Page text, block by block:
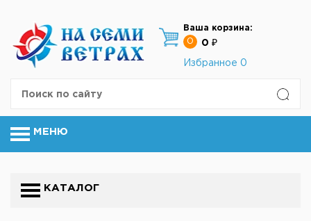
Ваша корзина:
0
0 ₽
Избранное 0
МЕНЮ
КАТАЛОГ